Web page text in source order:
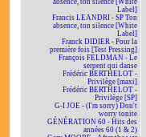
absence, ton silence [White
Label]
Francis LEANDRI - SP Ton
absence, ton silence [White
Label]
Franck DIDIER - Pour la
première fois [Test Pressing]
François FELDMAN - Le
serpent qui danse
Frédéric BERTHELOT -
Privilège [maxi]
Frédéric BERTHELOT -
Privilège [SP]
G-I JOE - (I'm sorry) Don't
worry tonite
GÉNÉRATION 60 - Hits des
années 60 (1 & 2)